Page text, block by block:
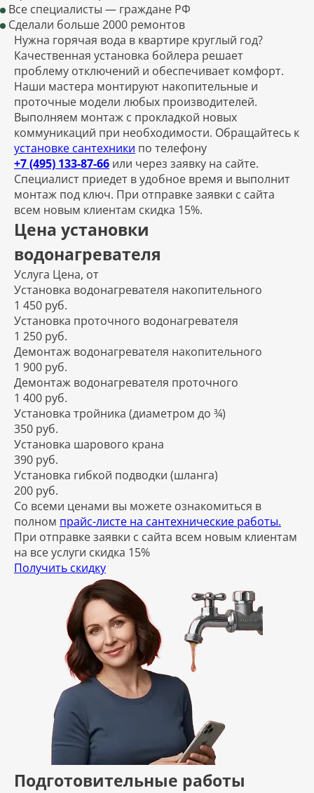
Все специалисты — граждане РФ
Сделали больше 2000 ремонтов
Нужна горячая вода в квартире круглый год?
Качественная установка бойлера решает
проблему отключений и обеспечивает комфорт.
Наши мастера монтируют накопительные и
проточные модели любых производителей.
Выполняем монтаж с прокладкой новых
коммуникаций при необходимости. Обращайтесь к
установке сантехники по телефону
+7 (495) 133-87-66 или через заявку на сайте.
Специалист приедет в удобное время и выполнит
монтаж под ключ. При отправке заявки с сайта
всем новым клиентам скидка 15%.
Цена установки
водонагревателя
Услуга Цена, от
Установка водонагревателя накопительного
1 450 руб.
Установка проточного водонагревателя
1 250 руб.
Демонтаж водонагревателя накопительного
1 900 руб.
Демонтаж водонагревателя проточного
1 400 руб.
Установка тройника (диаметром до ¾)
350 руб.
Установка шарового крана
390 руб.
Установка гибкой подводки (шланга)
200 руб.
Со всеми ценами вы можете ознакомиться в
полном прайс-листе на сантехнические работы.
При отправке заявки с сайта всем новым клиентам
на все услуги скидка 15%
Получить скидку
Подготовительные работы